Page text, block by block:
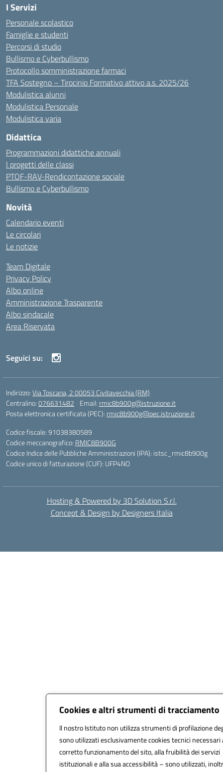
Cookies e altri strumenti di tracciamento
Il nostro Istituto non utilizza strumenti di profilazione
sono utilizzati esclusivamente cookies tecnici necessari
corretto funzionamento del sito, alla fruibilità dei servizi
istituzionali e alla sua accessibilità – sono utilizzati,
I Servizi
Personale scolastico
Famiglie e studenti
Percorsi di studio
Bullismo e Cyberbullismo
Protocollo somministrazione farmaci
TFA Sostegno – Tirocinio Formativo attivo a.s. 2025/26
Modulistica alunni
Modulistica Personale
Modulistica varia
Didattica
Programmazioni didattiche annuali
I progetti delle classi
PTOF-RAV-Rendicontazione sociale
Bullismo e Cyberbullismo
Novità
Calendario eventi
Le circolari
Le notizie
Team Digitale
Privacy Policy
Albo online
Amministrazione Trasparente
Albo sindacale
Area Riservata
Seguici su:
Indirizzo:Via Toscana, 2 00053 Civitavecchia (RM)
Centralino:076631482 Email: rmic8b900g@istruzione.it
Posta elettronica certificata (PEC): rmic8b900g@pec.istruzione.it
Codice fiscale: 91038380589
Codice meccanografico: RMIC8B900G
Codice Indice delle Pubbliche Amministrazioni (IPA): istsc_rmic8b900g
Codice unico di fatturazione (CUF): UFP4NO
Hosting & Powered by 3D Solution S.r.l.
Concept & Design by Designers Italia